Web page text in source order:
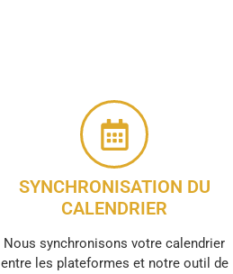
SYNCHRONISATION DU
CALENDRIER
Nous synchronisons votre calendrier
entre les plateformes et notre outil de